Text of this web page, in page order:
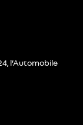
l’Automobile